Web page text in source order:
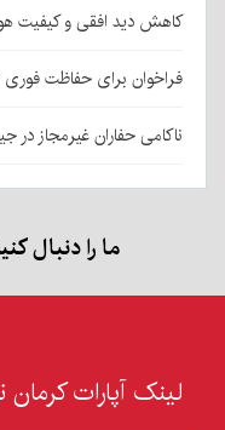
کاهش دید افقی و کیفیت
فراخوان برای حفاظت
ناکامی حفاران غیرمجاز در
ما را دنبال
لینک آپارات کرمان